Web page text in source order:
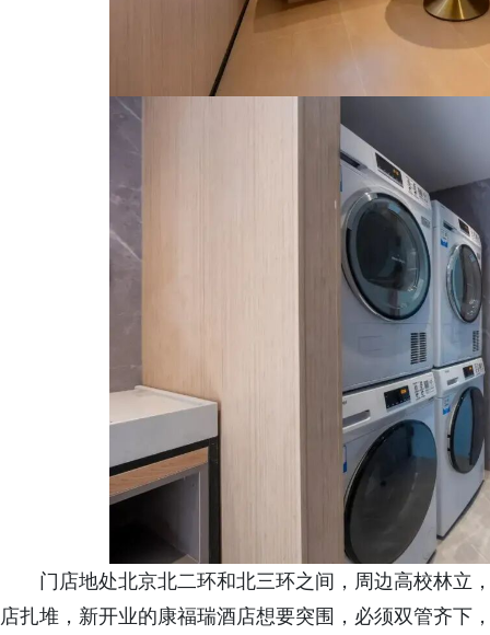
门店地处北京北二环和北三环之间，周边高校林立
店扎堆，新开业的康福瑞酒店想要突围，必须双管齐下